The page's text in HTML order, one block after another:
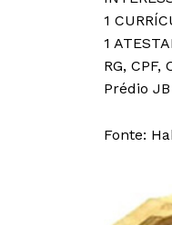
1
1
RG, CPF,
Prédio
Fonte: